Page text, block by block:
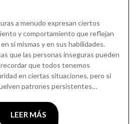
a menudo expresan ciertos
y comportamiento que reflejan
sí mismas y en sus habilidades.
que las personas inseguras pueden
que todos tenemos
en ciertas situaciones, pero si
patrones persistentes…
LEER MÁS